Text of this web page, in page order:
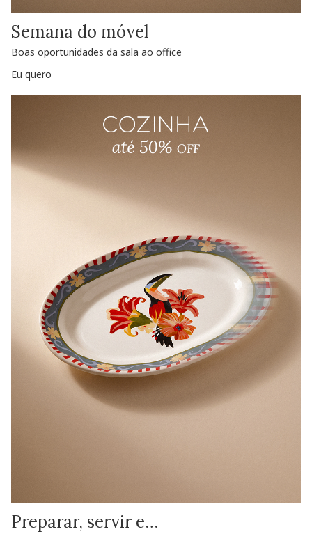
Semana do móvel
Boas oportunidades da sala ao office
Eu quero
Preparar, servir e…